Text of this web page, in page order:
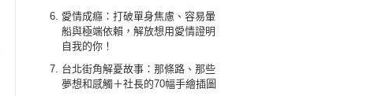
愛情成癮：打破單身焦慮、容易暈
船與極端依賴，解放想用愛情證明
自我的你！
台北街角解憂故事：那條路、那些
夢想和感觸＋社長的70幅手繪插圖